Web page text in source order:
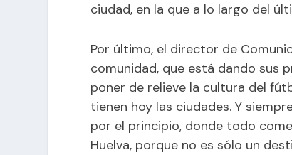
ciudad, en la que a lo largo del
Por último, el director de
comunidad, que está dando sus
poner de relieve la cultura del
tienen hoy las ciudades. Y
por el principio, donde todo
Huelva, porque no es sólo un